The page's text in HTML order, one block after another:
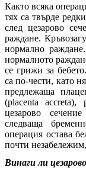
Както всяка
тях са твърде
след цезарово
раждане.
нормално
нормалното
се грижи за
са по-чести, като
предлежаща
(placenta
цезарово
следваща
операция остава
почти
Винаги ли